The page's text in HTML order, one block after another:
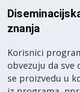
znanja
Korisnici
obvezuju da sve
se proizvedu u